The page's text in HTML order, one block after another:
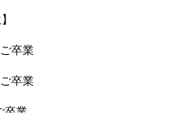
卒業
卒業